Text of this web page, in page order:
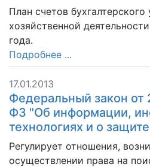
План счетов
хозяйственной
года.
Подробнее ...
17.01.2013
Федеральный закон
ФЗ "Об информации,
технологиях и о
Регулирует отношения,
осуществлении права на